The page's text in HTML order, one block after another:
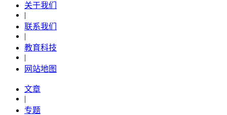
关于我们
|
联系我们
|
教育科技
|
网站地图
文章
|
专题